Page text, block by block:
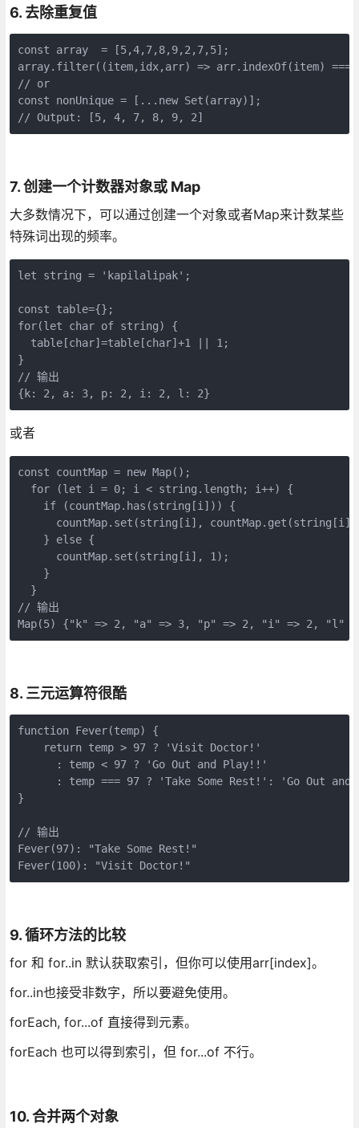
6. 去除重复值
const array  = [5,4,7,8,9,2,7,5];
array.filter((item,idx,arr) => arr.indexOf(item) ===
// or
const nonUnique = [...new Set(array)];
// Output: [5, 4, 7, 8, 9, 2]
7. 创建一个计数器对象或 Map
大多数情况下，可以通过创建一个对象或者Map来计数某些
特殊词出现的频率。
let string = 'kapilalipak';
const table={};
for(let char of string) {
  table[char]=table[char]+1 || 1;
}
// 输出
{k: 2, a: 3, p: 2, i: 2, l: 2}
或者
const countMap = new Map();
  for (let i = 0; i < string.length; i++) {
    if (countMap.has(string[i])) {
countMap.set(string[i],
    } else {
      countMap.set(string[i], 1);
    }
  }
// 输出
Map(5) {"k" => 2, "a" => 3, "p" => 2, "i" => 2, "l"
8. 三元运算符很酷
function Fever(temp) {
    return temp > 97 ? 'Visit Doctor!'
      : temp < 97 ? 'Go Out and Play!!'
: temp === 97 ? 'Take Some Rest!': 'Go Out and
}
// 输出
Fever(97): "Take Some Rest!"
Fever(100): "Visit Doctor!"
9. 循环方法的比较
for 和 for..in 默认获取索引，但你可以使用arr[index]。
for..in也接受非数字，所以要避免使用。
forEach, for...of 直接得到元素。
forEach 也可以得到索引，但 for...of 不行。
10. 合并两个对象